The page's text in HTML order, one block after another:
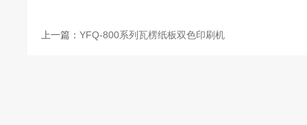
上一篇：YFQ-800系列瓦楞纸板双色印刷机